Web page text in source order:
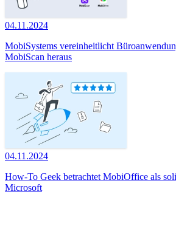
04.11.2024
MobiSystems vereinheitlicht
MobiScan heraus
04.11.2024
How-To Geek betrachtet MobiOffice als
Microsoft